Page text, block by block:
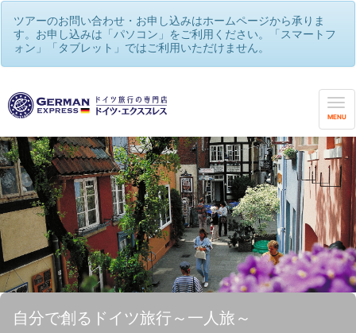
ツアーのお問い合わせ・お申し込みはホームページから承りま
す。お申し込みは「パソコン」をご利用ください。「スマートフ
ォン」「タブレット」ではご利用いただけません。
MENU
自分で創るドイツ旅行～一人旅～